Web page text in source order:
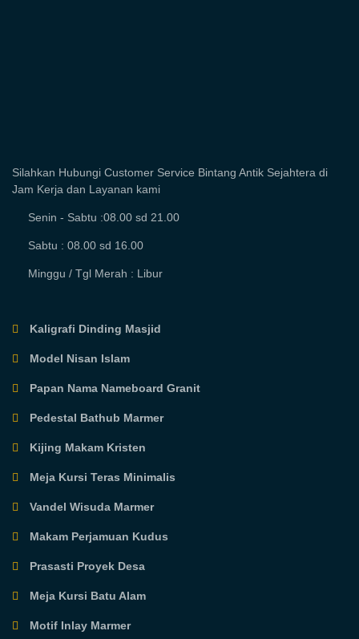
Silahkan Hubungi Customer Service Bintang Antik Sejahtera di
Jam Kerja dan Layanan kami
Senin - Sabtu :08.00 sd 21.00
Sabtu : 08.00 sd 16.00
Minggu / Tgl Merah : Libur
Kaligrafi Dinding Masjid
Model Nisan Islam
Papan Nama Nameboard Granit
Pedestal Bathub Marmer
Kijing Makam Kristen
Meja Kursi Teras Minimalis
Vandel Wisuda Marmer
Makam Perjamuan Kudus
Prasasti Proyek Desa
Meja Kursi Batu Alam
Motif Inlay Marmer